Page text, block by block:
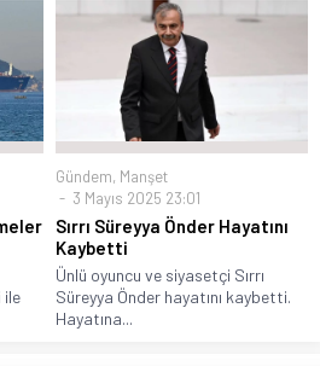
ile
Gündem, Manşet
3 Mayıs 2025 23:01
Sırrı Süreyya Önder Hayatını
Kaybetti
Ünlü oyuncu ve siyasetçi Sırrı
Süreyya Önder hayatını kaybetti.
Hayatına...